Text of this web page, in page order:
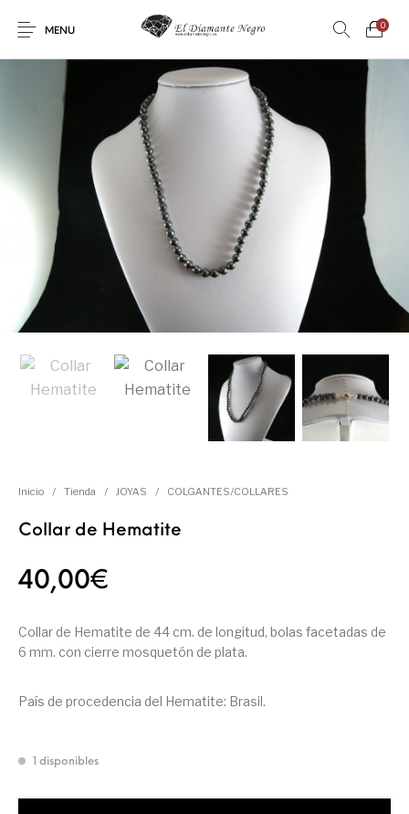
MENU
0
Novedades En oferta ! DECORACIÓN DINOSAURIOS
ESOTERISMO FÓSILES JOYAS METEORITOS
CONSUMO
Inicio / Tienda / JOYAS / COLGANTES/COLLARES
Collar de Hematite
40,00€
Collar de Hematite de 44 cm. de longitud, bolas facetadas de
6 mm. con cierre mosquetón de plata.
País de procedencia del Hematite: Brasil.
1 disponibles